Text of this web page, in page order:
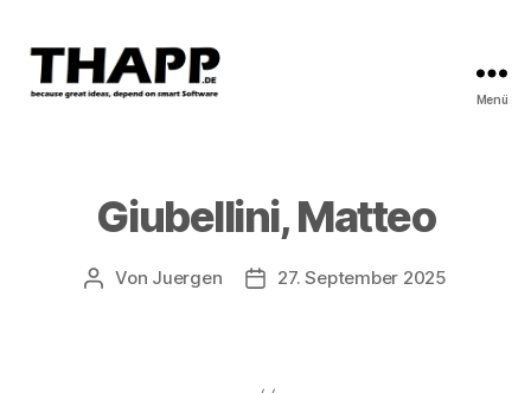
Menü
Giubellini, Matteo
Beitragsautor
Von Juergen Beitragsdatum
27. September 2025